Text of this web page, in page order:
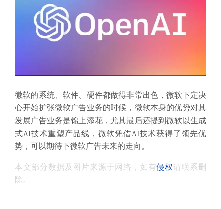
微软的系统、软件、硬件都做得非常出色，微软下定决
心开始扩张微软广告业务的时候，微软本身的优势对其
发展广告业务是锦上添花，尤其最后还提到微软以生成
式AI技术重塑产品线，微软凭借AI技术获得了领先优
势，可以期待下微软广告未来的走向。
本文部分数据及图片来源于网络，如有侵权 请联系删
除。